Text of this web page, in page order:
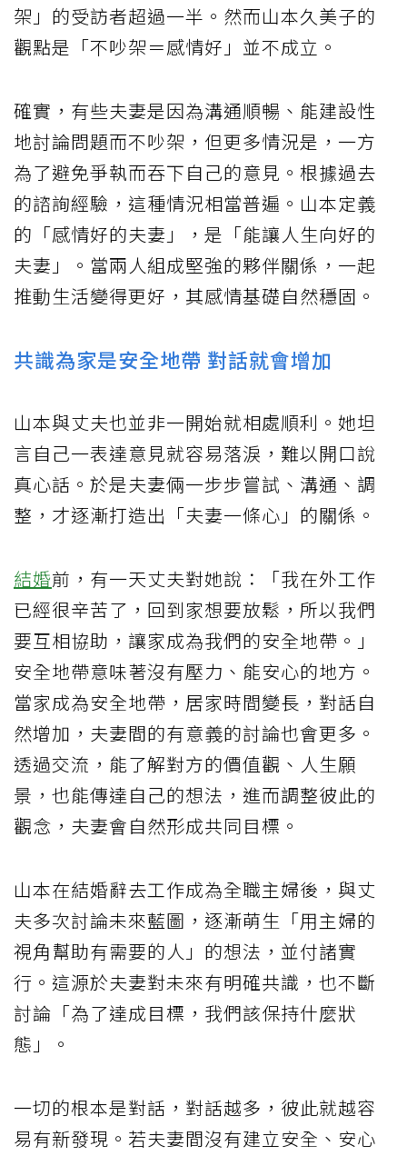
架」的受訪者超過一半。然而山本久美子的
觀點是「不吵架＝感情好」並不成立。
確實，有些夫妻是因為溝通順暢、能建設性
地討論問題而不吵架，但更多情況是，一方
為了避免爭執而吞下自己的意見。根據過去
的諮詢經驗，這種情況相當普遍。山本定義
的「感情好的夫妻」，是「能讓人生向好的
夫妻」。當兩人組成堅強的夥伴關係，一起
推動生活變得更好，其感情基礎自然穩固。
共識為家是安全地帶 對話就會增加
山本與丈夫也並非一開始就相處順利。她坦
言自己一表達意見就容易落淚，難以開口說
真心話。於是夫妻倆一步步嘗試、溝通、調
整，才逐漸打造出「夫妻一條心」的關係。
結婚前，有一天丈夫對她說：「我在外工作
已經很辛苦了，回到家想要放鬆，所以我們
要互相協助，讓家成為我們的安全地帶。」
安全地帶意味著沒有壓力、能安心的地方。
當家成為安全地帶，居家時間變長，對話自
然增加，夫妻間的有意義的討論也會更多。
透過交流，能了解對方的價值觀、人生願
景，也能傳達自己的想法，進而調整彼此的
觀念，夫妻會自然形成共同目標。
山本在結婚辭去工作成為全職主婦後，與丈
夫多次討論未來藍圖，逐漸萌生「用主婦的
視角幫助有需要的人」的想法，並付諸實
行。這源於夫妻對未來有明確共識，也不斷
討論「為了達成目標，我們該保持什麼狀
態」。
一切的根本是對話，對話越多，彼此就越容
易有新發現。若夫妻間沒有建立安全、安心